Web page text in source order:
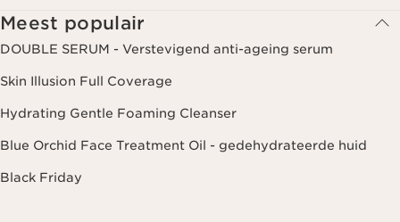
Meest populair
DOUBLE SERUM - Verstevigend anti-ageing serum
Skin Illusion Full Coverage
Hydrating Gentle Foaming Cleanser
Blue Orchid Face Treatment Oil - gedehydrateerde huid
Black Friday